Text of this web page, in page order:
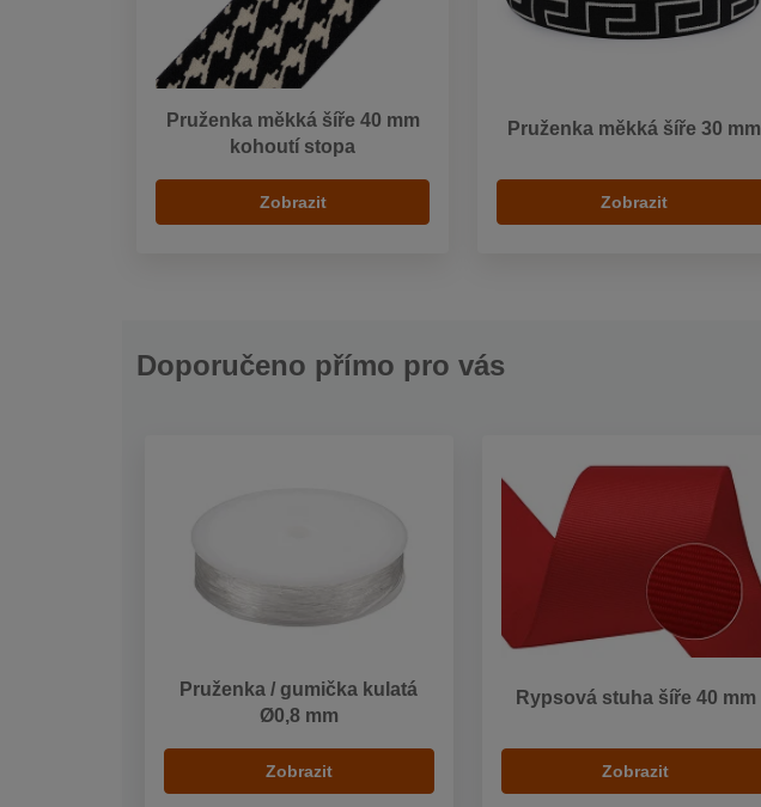
Pruženka měkká šíře 40 mm
kohoutí stopa
Zobrazit
Pruženka měkká šíře 30 mm
Zobrazit
Doporučeno přímo pro vás
Pruženka / gumička kulatá
Ø0,8 mm
Zobrazit
Rypsová stuha šíře 40 mm
Zobrazit